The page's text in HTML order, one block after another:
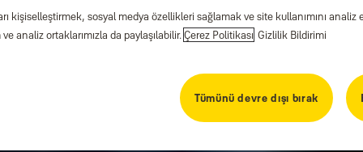
tutmak için uzman
kişiselleştirmek, sosyal medya özellikleri sağlamak ve site kullanımını
analiz ortaklarımızla da paylaşılabilir. Çerez Politikası Gizlilik Bildirimi
Tümünü devre dışı bırak